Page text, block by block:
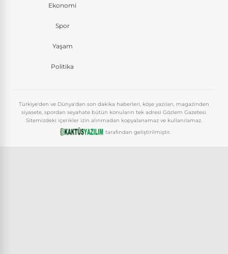
Ekonomi
Spor
Yaşam
Politika
Türkiye'den ve Dünya'dan son dakika haberleri, köşe yazıları, magazinden
siyasete, spordan seyahate bütün konuların tek adresi Gözlem Gazetesi.
Sitemizdeki içerikler izin alınmadan kopyalanamaz ve kullanılamaz.
tarafından geliştirilmiştir.